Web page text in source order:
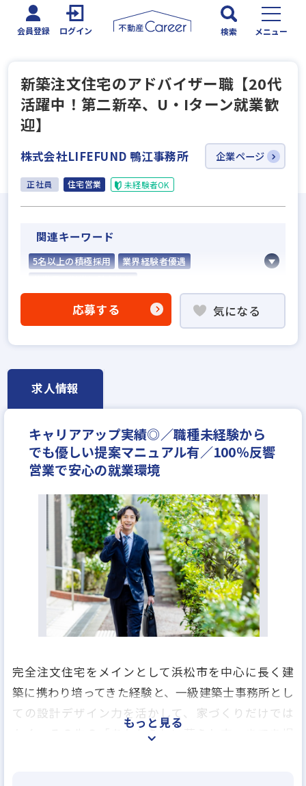
会員登録 ログイン 検索 メニュー
新築注文住宅のアドバイザー職【20代
活躍中！第二新卒、U・Iターン就業歓
迎】
株式会社LIFEFUND 鴨江事務所 企業ページ
正社員 住宅営業 未経験者OK
関連キーワード
5名以上の積極採用
業界経験者優遇
高級賃貸仲介営業の経験者歓迎
学歴不問
研修制度あり
女性が活躍中
休日シフト制
月平均残業20時間以内
反響営業
年収400万円
応募する 気になる
求人情報
キャリアアップ実績◎／職種未経験から
でも優しい提案マニュアル有／100％反響
営業で安心の就業環境
完全注文住宅をメインとして浜松市を中心に長く建
築に携わり培ってきた経験と、一級建築士事務所とし
ての設計デザイン力を活かして、家づくりだけでは
なく、その先の「あなたらしい暮らし方」までを提
もっと見る